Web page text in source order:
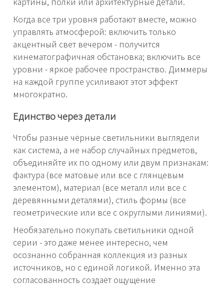
Когда все три уровня работают вместе, можно
управлять атмосферой: включить только
акцентный свет вечером - получится
кинематографичная обстановка; включить все
уровни - яркое рабочее пространство. Диммеры
на каждой группе усиливают этот эффект
многократно.
Единство через детали
Чтобы разные чёрные светильники выглядели
как система, а не набор случайных предметов,
объединяйте их по одному или двум признакам:
фактура (все матовые или все с глянцевым
элементом), материал (все металл или все с
деревянными деталями), стиль формы (все
геометрические или все с округлыми линиями).
Необязательно покупать светильники одной
серии - это даже менее интересно, чем
осознанно собранная коллекция из разных
источников, но с единой логикой. Именно эта
согласованность создаёт ощущение